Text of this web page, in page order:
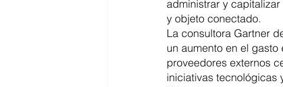
administrar y
y objeto conectado.
La consultora Gartner
un aumento en el
proveedores externos
iniciativas tecnológicas